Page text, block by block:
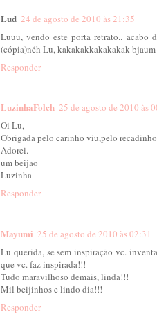
Lud 24 de agosto de 2010 às 21:35
Luuu, vendo este porta retrato.. acabo
(cópia)néh Lu, kakakakkakakakak bjaum
Responder
LuzinhaFolch 25 de agosto de 2010 às
Oi Lu,
Obrigada pelo carinho viu,pelo
Adorei.
um beijao
Luzinha
Responder
Mayumi 25 de agosto de 2010 às 02:31
Lu querida, se sem inspiração vc.
que vc. faz inspirada!!!
Tudo maravilhoso demais, linda!!!
Mil beijinhos e lindo dia!!!
Responder